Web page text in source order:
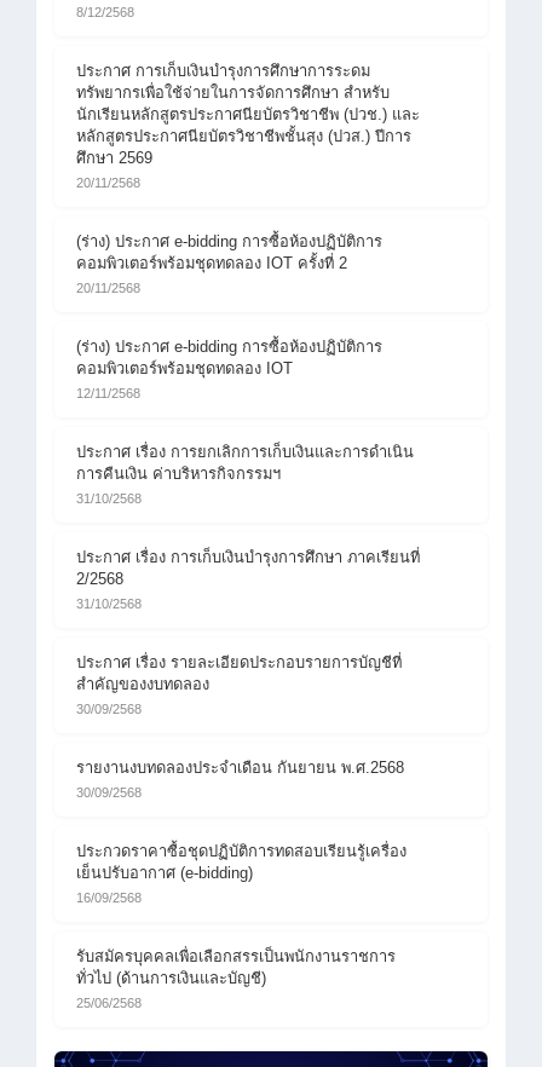
8/12/2568
ประกาศ การเก็บเงินบำรุงการศึกษาการระดม
ทรัพยากรเพื่อใช้จ่ายในการจัดการศึกษา สำหรับ
นักเรียนหลักสูตรประกาศนียบัตรวิชาชีพ (ปวช.) และ
หลักสูตรประกาศนียบัตรวิชาชีพชั้นสุง (ปวส.) ปีการ
ศึกษา 2569
20/11/2568
(ร่าง) ประกาศ e-bidding การซื้อห้องปฏิบัติการ
คอมพิวเตอร์พร้อมชุดทดลอง IOT ครั้งที่ 2
20/11/2568
(ร่าง) ประกาศ e-bidding การซื้อห้องปฏิบัติการ
คอมพิวเตอร์พร้อมชุดทดลอง IOT
12/11/2568
ประกาศ เรื่อง การยกเลิกการเก็บเงินและการดำเนิน
การคืนเงิน ค่าบริหารกิจกรรมฯ
31/10/2568
ประกาศ เรื่อง การเก็บเงินบำรุงการศึกษา ภาคเรียนที่
2/2568
31/10/2568
ประกาศ เรื่อง รายละเอียดประกอบรายการบัญชีที่
สำคัญของงบทดลอง
30/09/2568
รายงานงบทดลองประจำเดือน กันยายน พ.ศ.2568
30/09/2568
ประกวดราคาซื้อชุดปฏิบัติการทดสอบเรียนรู้เครื่อง
เย็นปรับอากาศ (e-bidding)
16/09/2568
รับสมัครบุคคลเพื่อเลือกสรรเป็นพนักงานราชการ
ทั่วไป (ด้านการเงินและบัญชี)
25/06/2568